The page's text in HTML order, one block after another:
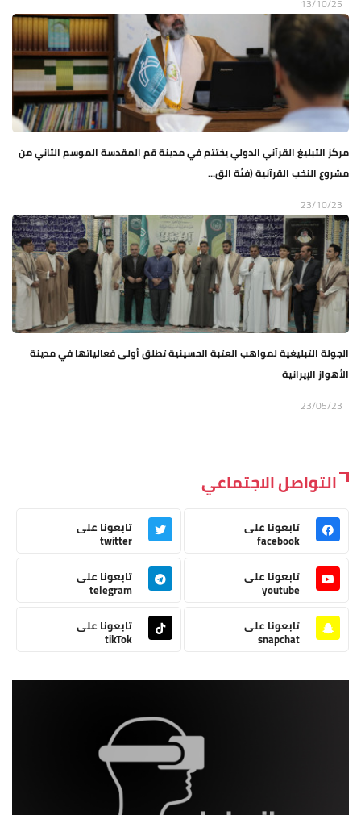
مركز التبليغ القرآني الدولي يختتم في مدينة قم المقدسة الموسم الثاني من
مشروع النخب القرآنية (فئة الق...
23/10/23
الجولة التبليغية لمواهب العتبة الحسينية تطلق أولى فعالياتها في مدينة
الأهواز الإيرانية
23/05/23
التواصل الاجتماعي
تابعونا على
facebook
تابعونا على
twitter
تابعونا على
youtube
تابعونا على
telegram
تابعونا على
snapchat
تابعونا على
tikTok